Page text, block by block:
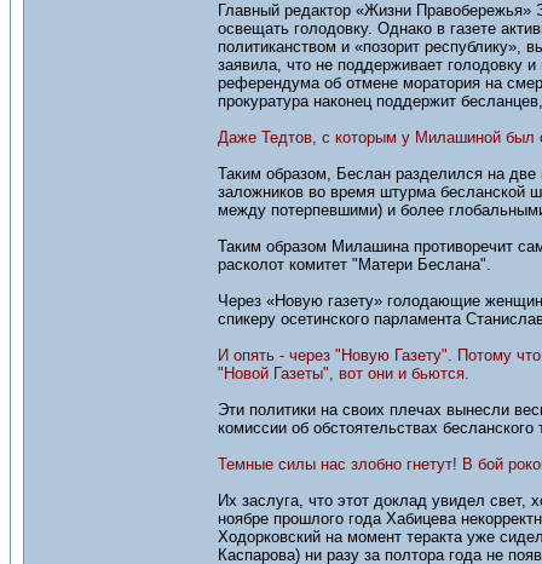
Главный редактор «Жизни Правобережья»
освещать голодовку. Однако в газете
политиканством и «позорит республику»,
заявила, что не поддерживает голодовку
референдума об отмене моратория на
прокуратура наконец поддержит
Даже Тедтов, с которым у Милашиной был
Таким образом, Беслан разделился на
заложников во время штурма бесланской
между потерпевшими) и более
Таким образом Милашина противоречит
расколот комитет "Матери Беслана".
Через «Новую газету» голодающие
спикеру осетинского парламента
И опять - через "Новую Газету". Потому
"Новой Газеты", вот они и бьются.
Эти политики на своих плечах вынесли
комиссии об обстоятельствах бесланского
Темные силы нас злобно гнетут! В бой
Их заслуга, что этот доклад увидел свет,
ноябре прошлого года Хабицева
Ходорковский на момент теракта уже
Каспарова) ни разу за полтора года не